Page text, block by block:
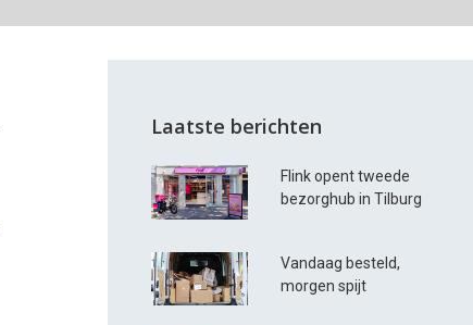
Laatste berichten
Flink opent tweede
bezorghub in Tilburg
Vandaag besteld,
morgen spijt